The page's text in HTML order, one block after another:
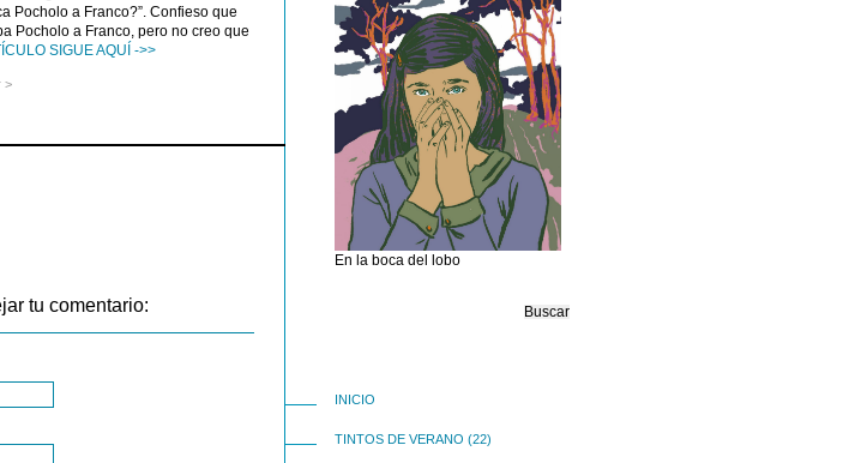
Pocholo a Franco?”. Confieso que
Pocholo a Franco, pero no creo que
SIGUE AQUÍ ->>
>
tu comentario:
En la boca del lobo
INICIO
TINTOS DE VERANO (22)